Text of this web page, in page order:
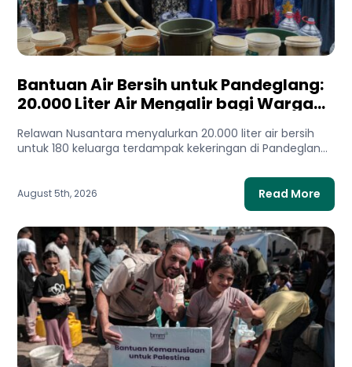
Bantuan Air Bersih untuk Pandeglang:
20.000 Liter Air Mengalir bagi Warga
Relawan Nusantara menyalurkan 20.000 liter air bersih
untuk 180 keluarga terdampak kekeringan di Pandeglang,
August 5th, 2026 Read More